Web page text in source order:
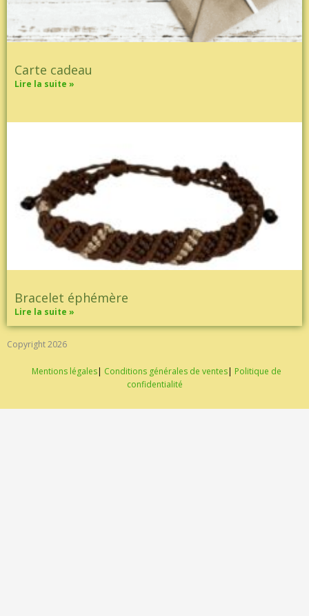
Carte cadeau
Lire la suite »
Bracelet éphémère
Lire la suite »
Copyright 2026
Mentions légales| Conditions générales de ventes| Politique de
confidentialité